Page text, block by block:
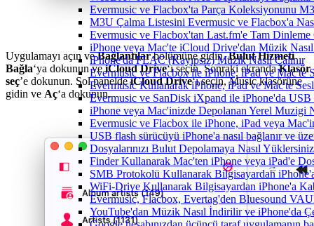
Evermusic ve Flacbox'ta Parça Koleksiyonunu
M3U Çalma Listesini Evermusic ve Flacbox'a
Evermusic ve Flacbox'tan Last.fm'e Tam Dinleme
iPhone veya Mac'te iCloud Drive'dan Müzik
iPhone'da FLAC (Kayıpsız) Müzik Nasıl Çalınır
Evermusic ve Flacbox ile iPhone, iPad ve Mac'te
Evermusic Kullanarak iPhone, iPad ve Mac'te
Evermusic ve SanDisk iXpand ile iPhone'da USB
iPhone veya Mac'inizde Depolanan Yerel Muzigi
Evermusic ve Flacbox ile iPhone, iPad veya
USB flash sürücüyü iPhone'a nasıl bağlanır ve
Dosyalarınızı Bulut Depolamaya Nasıl
Finder Kullanarak Mac'ten iPhone veya iPad'e
SMB Protokolü Kullanarak Bilgisayardan
WiFi-Drive Kullanarak Bilgisayardan iPhone'a
Evermusic, Flacbox, Evertag'den Bluesound
YouTube'dan Müzik Nasıl İndirilir ve iPhone'da
Uygulamayı açın veBağlantılarbölümüne gidin.Bulut Hizmeti
Bağla‘ya dokunun veiCloud Drive‘ı seçin. Sonraki ekrandaKlasör
seç’e dokunun. Sol paneldeiCloud Drive‘ı seçin, Music klasörüne
gidin ve Aç‘a dokunun.